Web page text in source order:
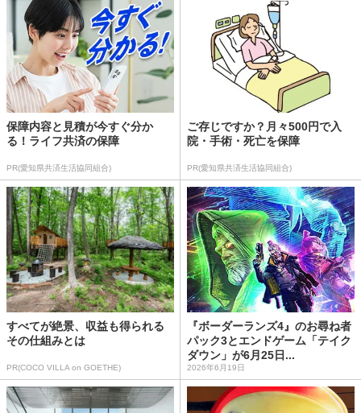
保障内容と見積が今すぐ分か
る！ライフ共済の保障
PR(愛知県共済生活協同組合)
ご存じですか？月々500円で入
院・手術・死亡を保障
PR(愛知県共済生活協同組合)
すべてが絶景、収益も得られる
その仕組みとは
PR(COCO VILLA on GOETHE)
『ボーダーランズ4』のお尋ね者
パック3とエンドゲーム「テイク
ダウン」が6月25日...
2026年6月19日